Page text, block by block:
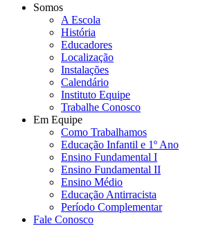
Somos
A Escola
História
Educadores
Localização
Instalações
Calendário
Instituto Equipe
Trabalhe Conosco
Em Equipe
Como Trabalhamos
Educação Infantil e 1º Ano
Ensino Fundamental I
Ensino Fundamental II
Ensino Médio
Educação Antirracista
Período Complementar
Fale Conosco